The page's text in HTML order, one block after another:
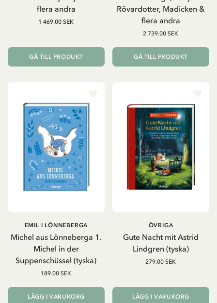
flera andra
1 469.00 SEK
GÅ TILL PRODUKT
Rövardotter, Madicken &
flera andra
2 739.00 SEK
GÅ TILL PRODUKT
Michel aus Lönneberga 1.
Michel in der
Suppenschüssel (tyska)
EMIL I LÖNNEBERGA
189.00 SEK
LÄGG I VARUKORG
Gute Nacht mit Astrid
Lindgren (tyska)
ÖVRIGA
279.00 SEK
LÄGG I VARUKORG